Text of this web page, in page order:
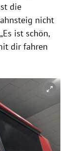
die
nicht
ist schön,
dir fahren